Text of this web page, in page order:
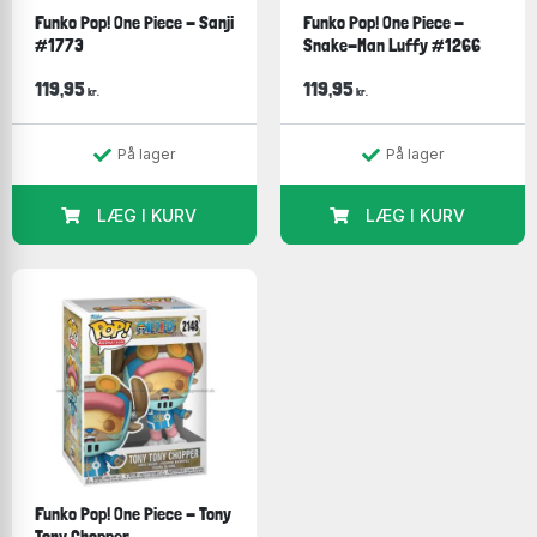
Funko Pop! One Piece - Sanji
#1773
119,95 kr.
På lager
LÆG I KURV
Funko Pop! One Piece -
Snake-Man Luffy #1266
119,95 kr.
På lager
LÆG I KURV
Funko Pop! One Piece - Tony